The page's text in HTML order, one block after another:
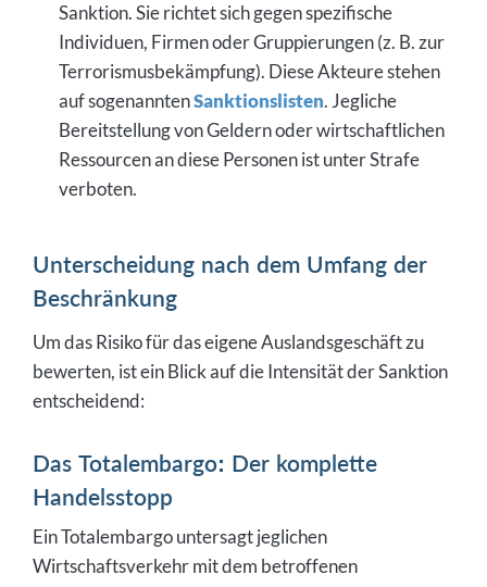
Sanktion. Sie richtet sich gegen spezifische
Individuen, Firmen oder Gruppierungen (z. B. zur
Terrorismusbekämpfung). Diese Akteure stehen
auf sogenanntenSanktionslisten. Jegliche
Bereitstellung von Geldern oder wirtschaftlichen
Ressourcen an diese Personen ist unter Strafe
verboten.
Unterscheidung nach dem Umfang der
Beschränkung
Um das Risiko für das eigene Auslandsgeschäft zu
bewerten, ist ein Blick auf die Intensität der Sanktion
entscheidend:
Das Totalembargo: Der komplette
Handelsstopp
Ein Totalembargo untersagt jeglichen
Wirtschaftsverkehr mit dem betroffenen